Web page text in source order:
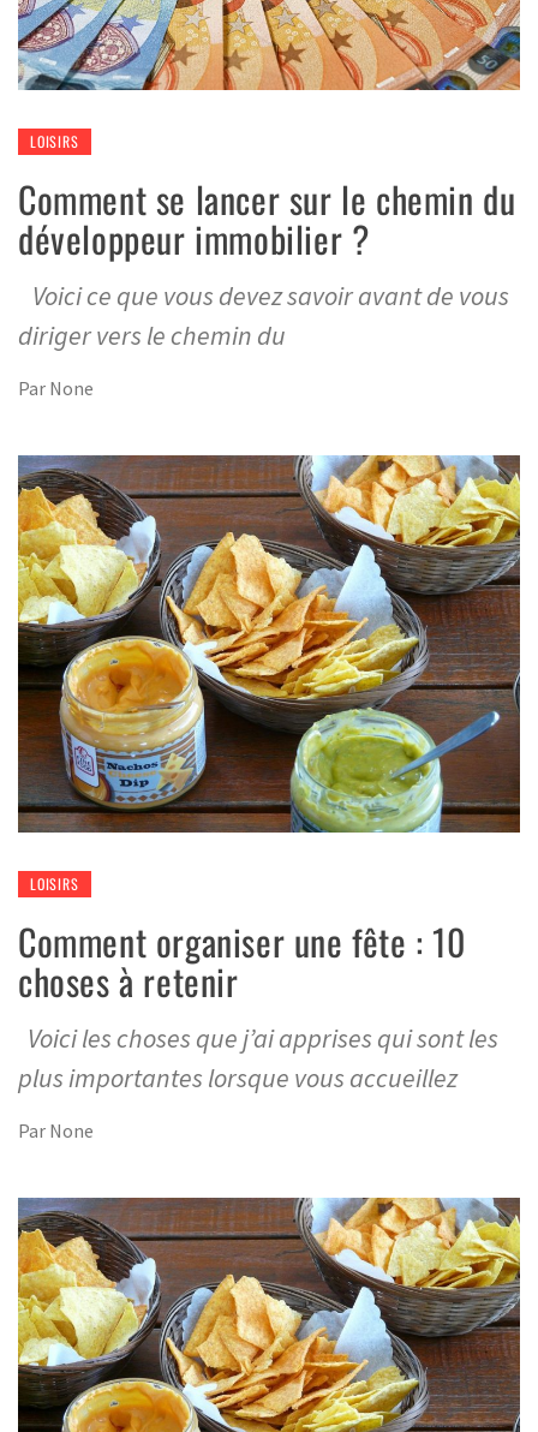
LOISIRS
Comment se lancer sur le chemin du
développeur immobilier ?
Voici ce que vous devez savoir avant de vous
diriger vers le chemin du
Par None
LOISIRS
Comment organiser une fête : 10
choses à retenir
Voici les choses que j’ai apprises qui sont les
plus importantes lorsque vous accueillez
Par None